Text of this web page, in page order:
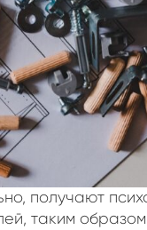
получают
таким